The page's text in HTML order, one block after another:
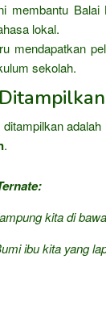
membantu Balai
lokal.
mendapatkan
sekolah.
adalah
.
kita di
ibu kita yang